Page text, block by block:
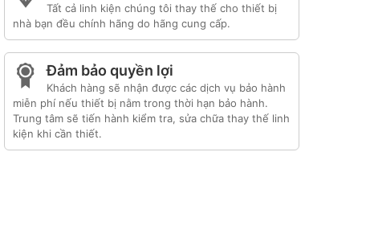
Tất cả linh kiện chúng tôi thay thế cho thiết bị
nhà bạn đều chính hãng do hãng cung cấp.
Đảm bảo quyền lợi
Khách hàng sẽ nhận được các dịch vụ bảo hành
miễn phí nếu thiết bị nằm trong thời hạn bảo hành.
Trung tâm sẽ tiến hành kiểm tra, sửa chữa thay thế linh
kiện khi cần thiết.